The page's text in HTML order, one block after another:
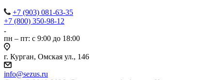
+7 (903) 081-63-35
+7 (800) 350-98-12
пн – пт: с 9:00 до 18:00
г. Курган, Омская ул., 146
info@sezus.ru